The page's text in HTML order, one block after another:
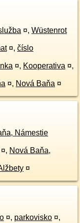
¤, Wüstenrot
¤, číslo
¤, Kooperativa ¤,
¤, Nová Baňa ¤
Námestie
¤, Nová Baňa,
¤
¤, parkovisko ¤,